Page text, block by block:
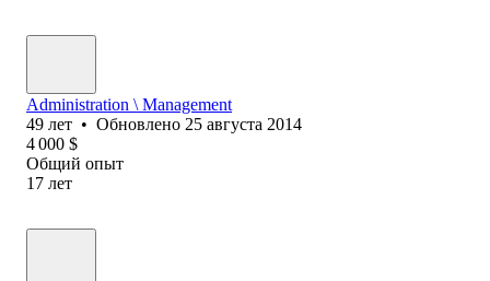
Administration \ Management
49 лет • Обновлено 25 августа 2014
4 000 $
Общий опыт
17 лет